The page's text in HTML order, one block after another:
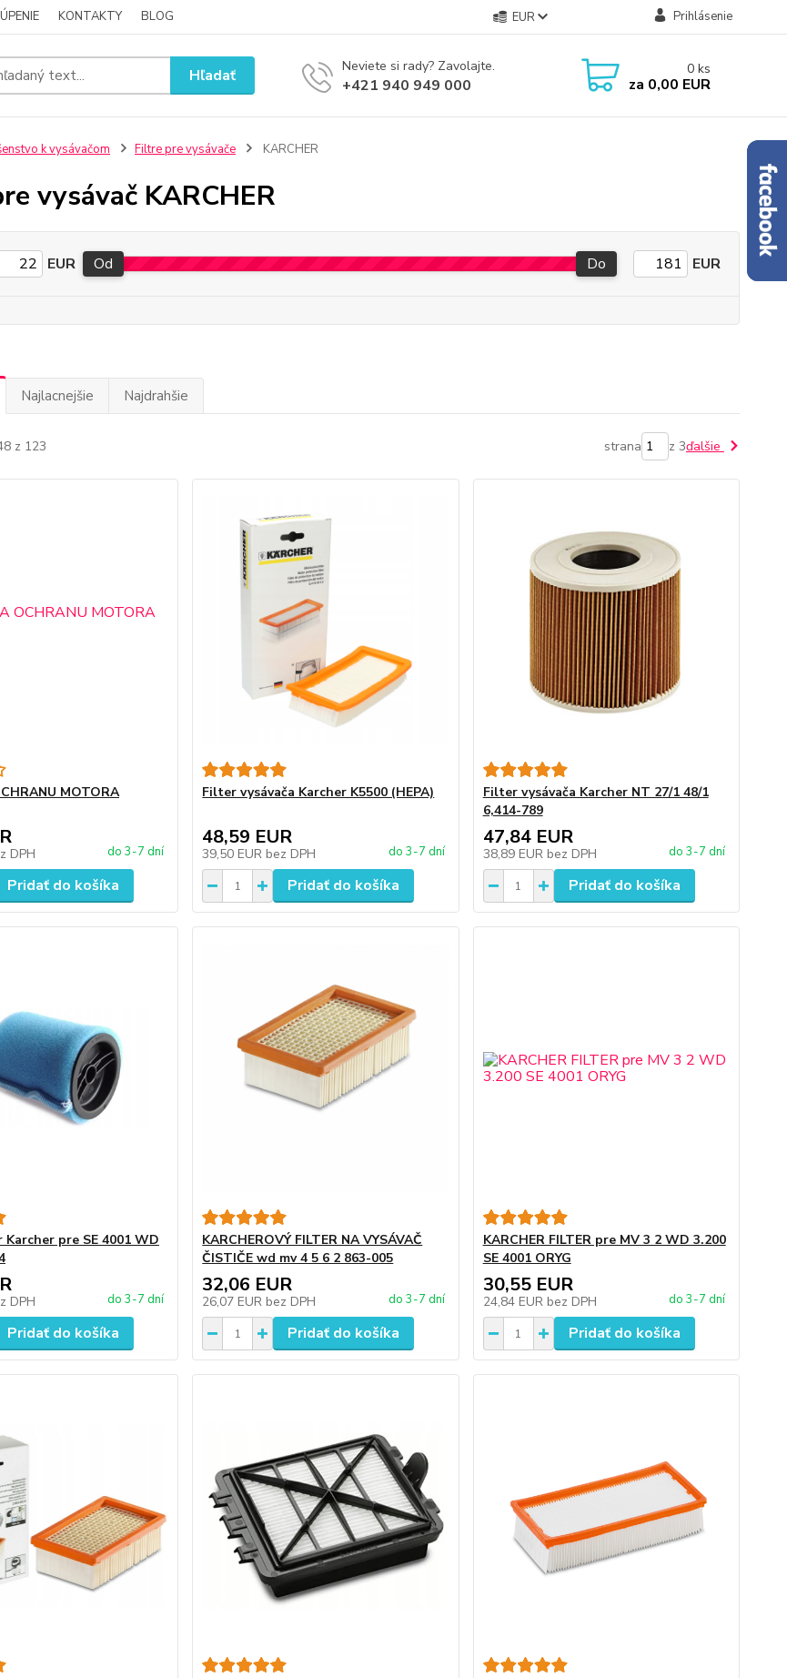
KONTAKTY BLOG EUR Prihlásenie
Hľadať Neviete si rady? Zavolajte.
+421 940 949 000
0 ks
za 0,00 EUR
k vysávačom Filtre pre vysávače KARCHER
vysávač KARCHER
EUR Od Do EUR
Najlacnejšie Najdrahšie
z 123 strana z 3ďalšie
MOTORA
DPH do 3-7 dní
Pridať do košíka
Filter vysávača Karcher K5500 (HEPA)
48,59 EUR
39,50 EUR bez DPH do 3-7 dní
Pridať do košíka
Filter vysávača Karcher NT 27/1 48/1
6,414-789
47,84 EUR
38,89 EUR bez DPH do 3-7 dní
Pridať do košíka
pre SE 4001 WD
DPH do 3-7 dní
Pridať do košíka
KARCHEROVÝ FILTER NA VYSÁVAČ
ČISTIČE wd mv 4 5 6 2 863-005
32,06 EUR
26,07 EUR bez DPH do 3-7 dní
Pridať do košíka
KARCHER FILTER pre MV 3 2 WD 3.200
SE 4001 ORYG
30,55 EUR
24,84 EUR bez DPH do 3-7 dní
Pridať do košíka